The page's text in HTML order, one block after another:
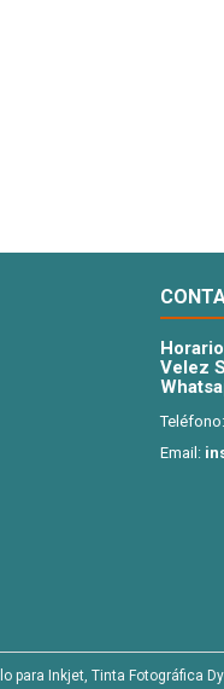
Velez
Teléfono:
Email:
Inkjet, Tinta Fotográfica